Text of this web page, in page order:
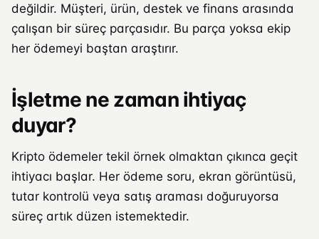
değildir. Müşteri, ürün, destek ve finans arasında
çalışan bir süreç parçasıdır. Bu parça yoksa ekip
her ödemeyi baştan araştırır.
İşletme ne zaman ihtiyaç
duyar?
Kripto ödemeler tekil örnek olmaktan çıkınca geçit
ihtiyacı başlar. Her ödeme soru, ekran görüntüsü,
tutar kontrolü veya satış araması doğuruyorsa
süreç artık düzen istemektedir.